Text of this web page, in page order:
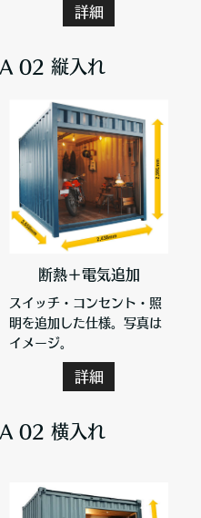
詳細
02 縦入れ
断熱＋電気追加
スイッチ・コンセント・照
明を追加した仕様。写真は
イメージ。
詳細
02 横入れ